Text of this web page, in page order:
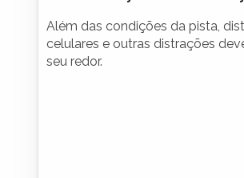
Além das condições da pista,
celulares e outras distrações
seu redor.